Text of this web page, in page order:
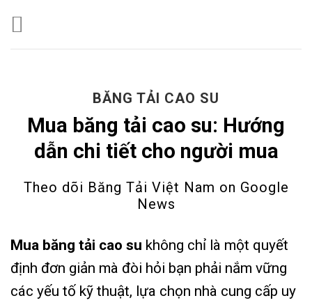
BĂNG TẢI CAO SU
Mua băng tải cao su: Hướng
dẫn chi tiết cho người mua
Theo dõi Băng Tải Việt Nam on Google
News
Mua băng tải cao su không chỉ là một quyết
định đơn giản mà đòi hỏi bạn phải nắm vững
các yếu tố kỹ thuật, lựa chọn nhà cung cấp uy